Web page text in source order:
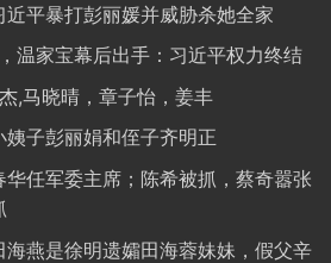
平暴打彭丽媛并威胁杀她全家
温家宝幕后出手：习近平权力终结
,马晓晴，章子怡，姜丰
子彭丽娟和侄子齐明正
任军委主席；陈希被抓，蔡奇嚣张
燕是徐明遗孀田海蓉妹妹，假父辛